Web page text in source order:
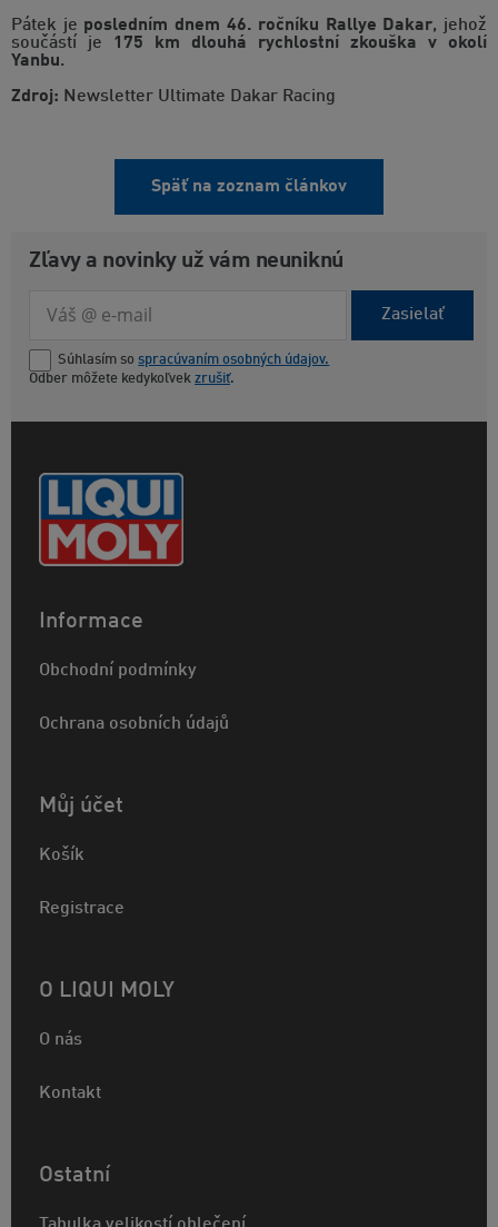
Pátek je posledním dnem 46. ročníku Rallye Dakar, jehož
součástí je 175 km dlouhá rychlostní zkouška v okolí
Yanbu.
Zdroj: Newsletter Ultimate Dakar Racing
Späť na zoznam článkov
Zľavy a novinky už vám neuniknú
Zasielať
Súhlasím so spracúvaním osobných údajov.
Odber môžete kedykoľvek zrušiť.
Informace
Obchodní podmínky
Ochrana osobních údajů
Můj účet
Košík
Registrace
O LIQUI MOLY
O nás
Kontakt
Ostatní